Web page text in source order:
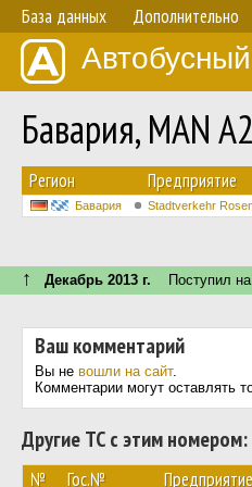
База данных Дополнительно
Бавария, MAN
Регион Предприятие
Бавария Stadtverkehr
↑ Декабрь 2013 г. Поступил на
Ваш комментарий
Вы не вошли на сайт.
Комментарии могут оставлять
Другие ТС с этим номером:
№ Гос.№ Предприятие